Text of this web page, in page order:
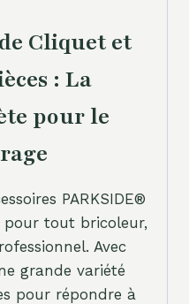
Cliquet et
: La
pour le
PARKSIDE®
pour tout bricoleur,
Avec
grande variété
pour répondre à